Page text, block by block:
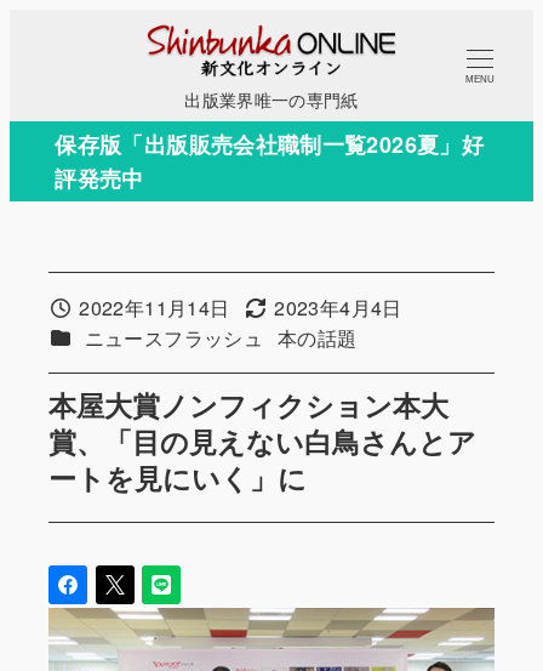
コ
テ
出版業界唯一の専門紙
MENU
保存版「出版販売会社職制一覧2026夏」好
評発売中
本屋大賞ノンフィクション本大
賞、「目の見えない白鳥さんとア
ートを見にいく」に
投稿日2022年11月14日 更新日2023年4月4日
カテゴリー
ニュースフラッシュ カテゴリー
本の話題